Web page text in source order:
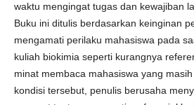
waktu mengingat tugas dan kewajiban
Buku ini ditulis berdasarkan keinginan
mengamati perilaku mahasiswa pada
kuliah biokimia seperti kurangnya
minat membaca mahasiswa yang
kondisi tersebut, penulis berusaha